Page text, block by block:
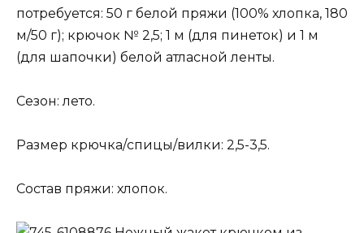
потребуется: 50 г белой пряжи (100% хлопка, 180
м/50 г); крючок № 2,5; 1 м (для пинеток) и 1 м
(для шапочки) белой атласной ленты.
Сезон: лето.
Размер крючка/спицы/вилки: 2,5-3,5.
Состав пряжи: хлопок.